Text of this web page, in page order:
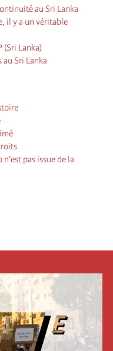
au Sri Lanka
il y a un véritable
(Sri Lanka)
Sri Lanka
pas issue de la